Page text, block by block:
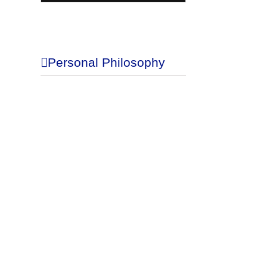
Blog
Personal Philosophy